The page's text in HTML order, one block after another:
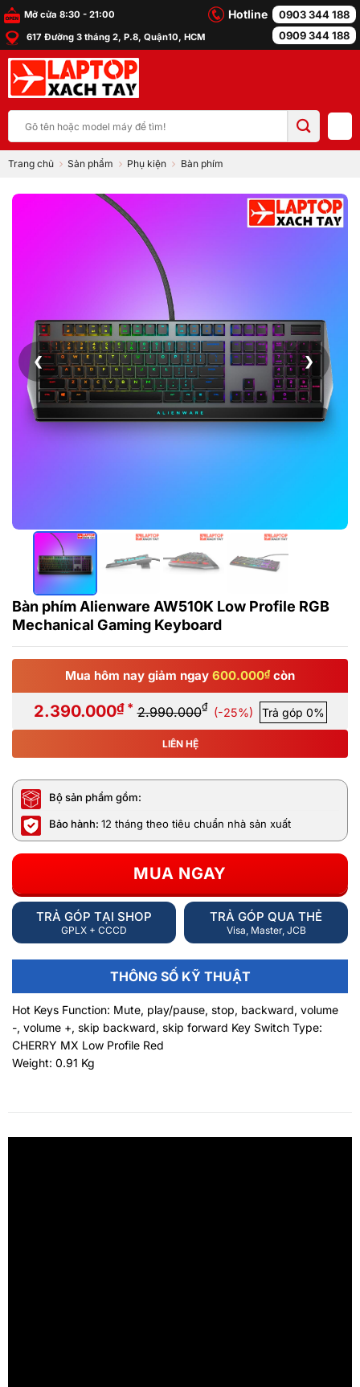
Bỏ
qua
nội
dung
Mở cửa 8:30 - 21:00
617 Đường 3 tháng 2, P.8, Quận10, HCM
Hotline
0903 344 188
0909 344 188
kiếm:
Trang chủ Sản phẩm Phụ kiện Bàn phím
❮ ❯
Bàn phím Alienware AW510K Low Profile RGB
Mechanical Gaming Keyboard
Mua hôm nay giảm ngay 600.000₫ còn
2.390.000₫ * 2.990.000₫ (-25%) Trả góp 0%
LIÊN HỆ
Bộ sản phẩm gồm:
Bảo hành: 12 tháng theo tiêu chuẩn nhà sản xuất
MUA NGAY
TRẢ GÓP TẠI SHOP
GPLX + CCCD
TRẢ GÓP QUA THẺ
Visa, Master, JCB
THÔNG SỐ KỸ THUẬT
Hot Keys Function: Mute, play/pause, stop, backward, volume
-, volume +, skip backward, skip forward Key Switch Type:
CHERRY MX Low Profile Red
Weight: 0.91 Kg